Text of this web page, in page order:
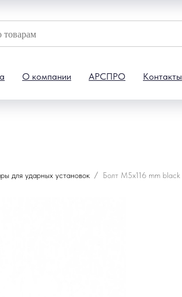
О компании АРСПРО Контакты
для ударных установок Болт M5x116 mm black